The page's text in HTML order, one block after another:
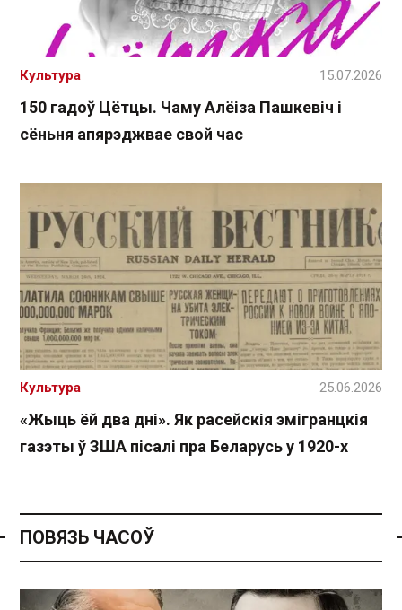
150 гадоў Цётцы. Чаму Алёіза Пашкевіч і
сёньня апярэджвае свой час
Культура 15.07.2026
«Жыць ёй два дні». Як расейскія эмігранцкія
газэты ў ЗША пісалі пра Беларусь у 1920-х
Культура 25.06.2026
ПОВЯЗЬ ЧАСОЎ